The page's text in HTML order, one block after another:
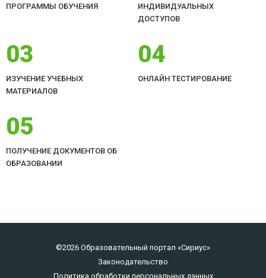
ПРОГРАММЫ ОБУЧЕНИЯ
ИНДИВИДУАЛЬНЫХ
ДОСТУПОВ
03
ИЗУЧЕНИЕ УЧЕБНЫХ
МАТЕРИАЛОВ
04
ОНЛАЙН ТЕСТИРОВАНИЕ
05
ПОЛУЧЕНИЕ ДОКУМЕНТОВ ОБ
ОБРАЗОВАНИИ
©2026 Образовательный портал «Сириус»
Законодательство
Политика обработки персональных данных